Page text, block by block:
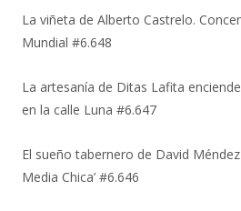
La viñeta de Alberto Castrelo.
Mundial #6.648
La artesanía de Ditas Lafita
en la calle Luna #6.647
El sueño tabernero de David
Media Chica’ #6.646